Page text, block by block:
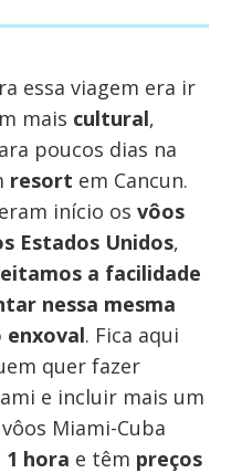
essa viagem era ir
mais cultural,
poucos dias na
resort em Cancun.
início os vôos
Estados Unidos,
a facilidade
nessa mesma
enxoval. Fica aqui
quer fazer
e incluir mais um
Miami-Cuba
1 hora e têm preços